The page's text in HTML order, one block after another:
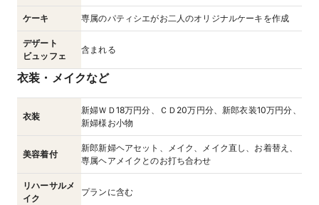
ケーキ 専属のパティシエがお二人のオリジナルケーキを作成
デザート
ビュッフェ
含まれる
衣装・メイクなど
衣装
新婦ＷＤ18万円分、ＣＤ20万円分、新郎衣装10万円分、
新婦様お小物
美容着付
新郎新婦ヘアセット、メイク、メイク直し、お着替え、
専属ヘアメイクとのお打ち合わせ
リハーサルメ
イク
プランに含む